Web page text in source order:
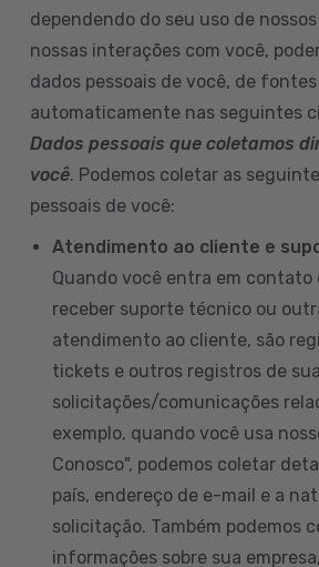
dependendo do seu uso de
nossas interações com você,
dados pessoais de você, de
automaticamente nas seguintes
Dados pessoais que coletamos
você. Podemos coletar as
pessoais de você:
Atendimento ao cliente e
Quando você entra em contato
receber suporte técnico ou
atendimento ao cliente, são
tickets e outros registros de
solicitações/comunicações
exemplo, quando você usa
Conosco", podemos coletar
país, endereço de e-mail e a
solicitação. Também podemos
informações sobre sua